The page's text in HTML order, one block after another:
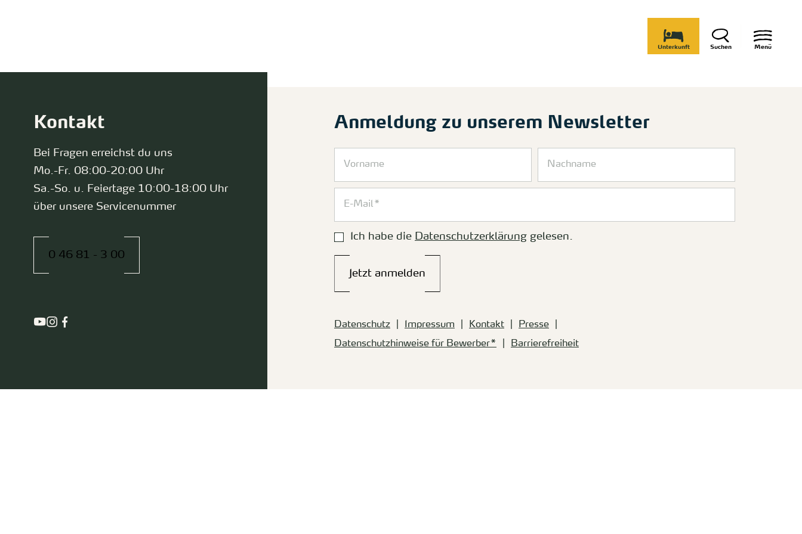
Menü
Suchen
Unterkunft
Anmeldung zu unserem Newsletter
Ich habe die Datenschutzerklärung gelesen.
Jetzt anmelden
Datenschutz Impressum Kontakt
Presse
Datenschutzhinweise für Bewerber*
Barrierefreiheit
Kontakt
Bei Fragen erreichst du uns
Mo.-Fr. 08:00-20:00 Uhr
Sa.-So. u. Feiertage 10:00-18:00 Uhr
über unsere Servicenummer
0 46 81 - 3 00